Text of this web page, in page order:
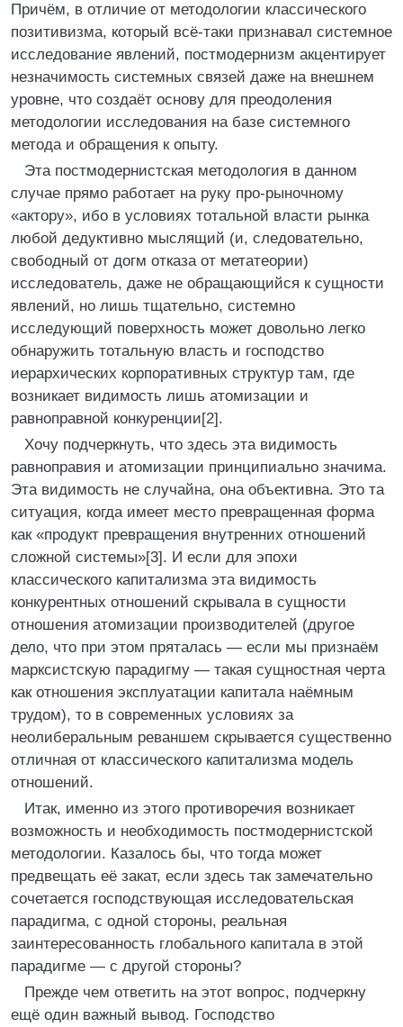
Причём, в отличие от методологии классического
позитивизма, который всё-таки признавал системное
исследование явлений, постмодернизм акцентирует
незначимость системных связей даже на внешнем
уровне, что создаёт основу для преодоления
методологии исследования на базе системного
метода и обращения к опыту.
Эта постмодернистская методология в данном
случае прямо работает на руку про-рыночному
«актору», ибо в условиях тотальной власти рынка
любой дедуктивно мыслящий (и, следовательно,
свободный от догм отказа от метатеории)
исследователь, даже не обращающийся к сущности
явлений, но лишь тщательно, системно
исследующий поверхность может довольно легко
обнаружить тотальную власть и господство
иерархических корпоративных структур там, где
возникает видимость лишь атомизации и
равноправной конкуренции[2].
Хочу подчеркнуть, что здесь эта видимость
равноправия и атомизации принципиально значима.
Эта видимость не случайна, она объективна. Это та
ситуация, когда имеет место превращенная форма
как «продукт превращения внутренних отношений
сложной системы»[3]. И если для эпохи
классического капитализма эта видимость
конкурентных отношений скрывала в сущности
отношения атомизации производителей (другое
дело, что при этом пряталась — если мы признаём
марксистскую парадигму — такая сущностная черта
как отношения эксплуатации капитала наёмным
трудом), то в современных условиях за
неолиберальным реваншем скрывается существенно
отличная от классического капитализма модель
отношений.
Итак, именно из этого противоречия возникает
возможность и необходимость постмодернистской
методологии. Казалось бы, что тогда может
предвещать её закат, если здесь так замечательно
сочетается господствующая исследовательская
парадигма, с одной стороны, реальная
заинтересованность глобального капитала в этой
парадигме — с другой стороны?
Прежде чем ответить на этот вопрос, подчеркну
ещё один важный вывод. Господство